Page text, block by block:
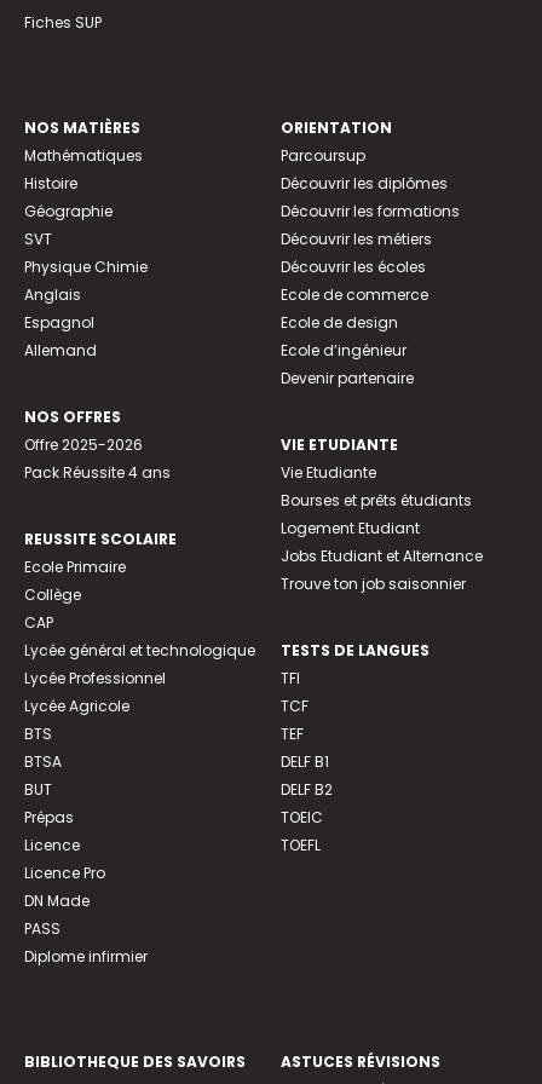
Fiches SUP
NOS MATIÈRES
Mathématiques
Histoire
Géographie
SVT
Physique Chimie
Anglais
Espagnol
Allemand
NOS OFFRES
Offre 2025-2026
Pack Réussite 4 ans
REUSSITE SCOLAIRE
Ecole Primaire
Collège
CAP
Lycée général et technologique
Lycée Professionnel
Lycée Agricole
BTS
BTSA
BUT
Prépas
Licence
Licence Pro
DN Made
PASS
Diplome infirmier
ORIENTATION
Parcoursup
Découvrir les diplômes
Découvrir les formations
Découvrir les métiers
Découvrir les écoles
Ecole de commerce
Ecole de design
Ecole d’ingénieur
Devenir partenaire
VIE ETUDIANTE
Vie Etudiante
Bourses et prêts étudiants
Logement Etudiant
Jobs Etudiant et Alternance
Trouve ton job saisonnier
TESTS DE LANGUES
TFI
TCF
TEF
DELF B1
DELF B2
TOEIC
TOEFL
BIBLIOTHEQUE DES SAVOIRS
ASTUCES RÉVISIONS